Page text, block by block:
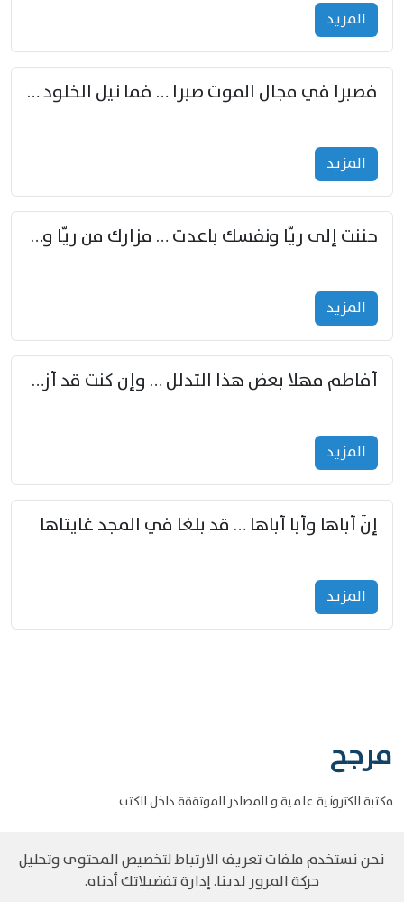
المزید
فصبرا في مجال الموت صبرا … فما نيل الخلود بمستطاع
المزید
حننت إلى ريّا ونفسك باعدت … مزارك من ريّا وشعباكما معا
المزید
أفاطم مهلا بعض هذا التدلل … وإن كنت قد أزمعت صرمي فأجملي
المزید
إنّ أباها وأبا أباها … قد بلغا في المجد غايتاها
المزید
مرجح
مكتبة الكترونية علمية و المصادر الموثةقة داخل الكتب
نحن نستخدم ملفات تعريف الارتباط لتخصيص المحتوى وتحليل
حركة المرور لدينا. إدارة تفضيلاتك أدناه.